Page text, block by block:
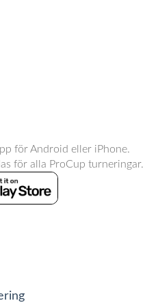
för Android eller iPhone.
för alla ProCup turneringar.